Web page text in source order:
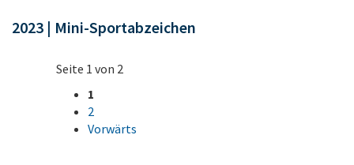
2023 | Mini-Sportabzeichen
Seite 1 von 2
1
2
Vorwärts